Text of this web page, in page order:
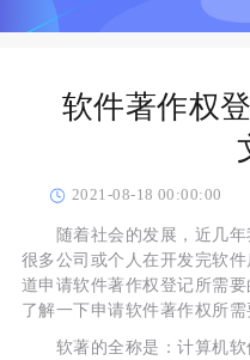
软件著作权
2021-08-18 00:00:00
随着社会的发展，近几年
很多公司或个人在开发完软
道申请软件著作权登记所需
了解一下申请软件著作权所需
软著的全称是：计算机软